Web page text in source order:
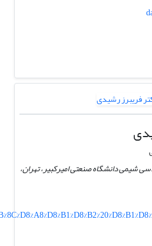
شیمی دانشگاه صنعتی امیرکبیر، تهران،